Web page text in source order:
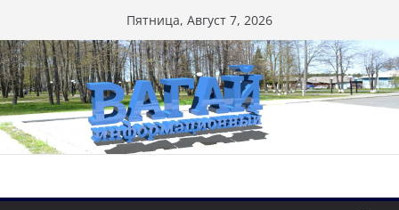
к
содержимому
Пятница, Август 7, 2026